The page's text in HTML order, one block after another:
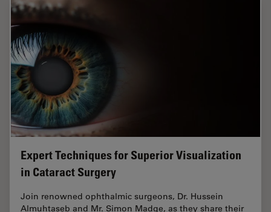
Expert Techniques for Superior Visualization
in Cataract Surgery
Join renowned ophthalmic surgeons, Dr. Hussein
Almuhtaseb and Mr. Simon Madge, as they share their